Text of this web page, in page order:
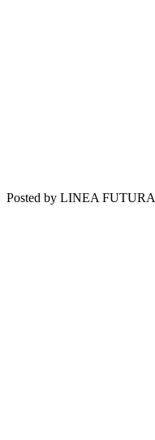
Posted by LINEA FUTURA